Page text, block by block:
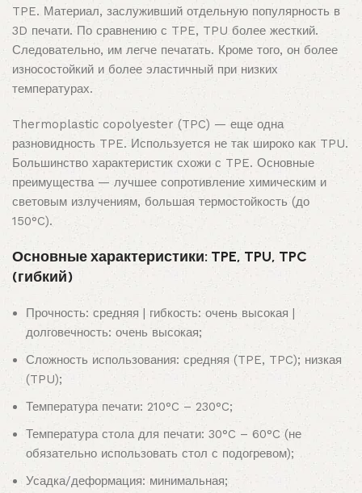
TPE. Материал, заслуживший отдельную популярность в
3D печати. По сравнению с TPE, TPU более жесткий.
Следовательно, им легче печатать. Кроме того, он более
износостойкий и более эластичный при низких
температурах.
Thermoplastic copolyester (TPC) — еще одна
разновидность TPE. Используется не так широко как TPU.
Большинство характеристик схожи с TPE. Основные
преимущества — лучшее сопротивление химическим и
световым излучениям, большая термостойкость (до
150°C).
Основные характеристики: TPE, TPU, TPC
(гибкий)
Прочность: средняя | гибкость: очень высокая |
долговечность: очень высокая;
Сложность использования: средняя (TPE, TPC); низкая
(TPU);
Температура печати: 210°C – 230°C;
Температура стола для печати: 30°C – 60°C (не
обязательно использовать стол с подогревом);
Усадка/деформация: минимальная;